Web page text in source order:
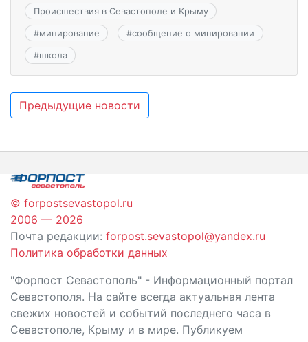
Происшествия в Севастополе и Крыму
#минирование #сообщение о минировании
#школа
Навигация
записям
Предыдущие новости
© forpostsevastopol.ru
2006 — 2026
Почта редакции: forpost.sevastopol@yandex.ru
Политика обработки данных
"Форпост Севастополь" - Информационный портал
Севастополя. На сайте всегда актуальная лента
свежих новостей и событий последнего часа в
Севастополе, Крыму и в мире. Публикуем